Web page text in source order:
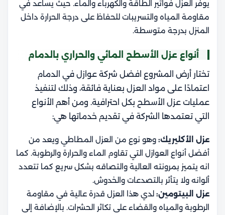
يوفر العزل فواتير الطاقة والكهرباء والماء. حيث يساعد في
مقاومة المياه والتسريبات للحفاظ على درجة الحرارة داخل
المنزل بدرجة متوسطة.
أنواع عزل الأسطح المائي والحراري بالدمام
تختار أرض المشروع افضل شركة عوازل في الدمام
اعتمادًا على مواد العزل بعناية فائقة، وذلك لتنفيذ
عمليات عزل الأسطح بكل احترافية. ومن أهم الأنواع
التي تعتمدها الشركة في تقديم خدماتها هي:
عزل الأكليريك: وهو نوع من العزل المطاطي ويعد من
أفضل أنواع العوازل التي تقاوم الماء والحرارة والرطوبة. كما
انه يتميز بمرونته العالية والتصاقه بشكل سريع كما تتعدد
ألوانه ولا يتأثر بالتصدعات والخدوش.
عزل البيتومين: لدي هذا العزل قدرة عالية في مقاومة
الرطوبة والمياه والقضاء على تكاثر الحشرات. بالإضافة إلى